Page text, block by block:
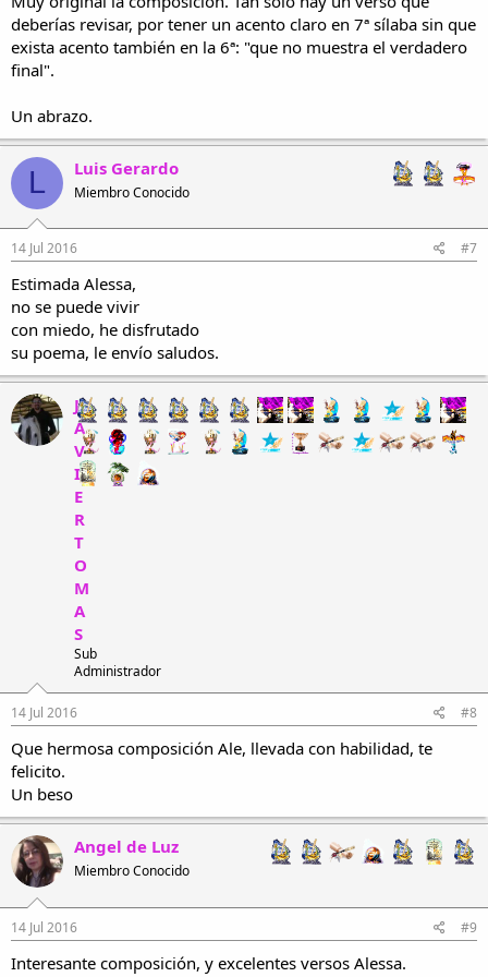
deberías revisar, por tener un acento claro en 7ª sílaba sin que
exista acento también en la 6ª: "que no muestra el verdadero
final".
Un abrazo.
L Luis Gerardo
Miembro Conocido
14 Jul 2016 #7
Estimada Alessa,
no se puede vivir
con miedo, he disfrutado
su poema, le envío saludos.
J
A
V
I
E
R
T
O
M
A
S
Sub
Administrador
14 Jul 2016 #8
Que hermosa composición Ale, llevada con habilidad, te
felicito.
Un beso
Angel de Luz
Miembro Conocido
14 Jul 2016 #9
Interesante composición, y excelentes versos Alessa.